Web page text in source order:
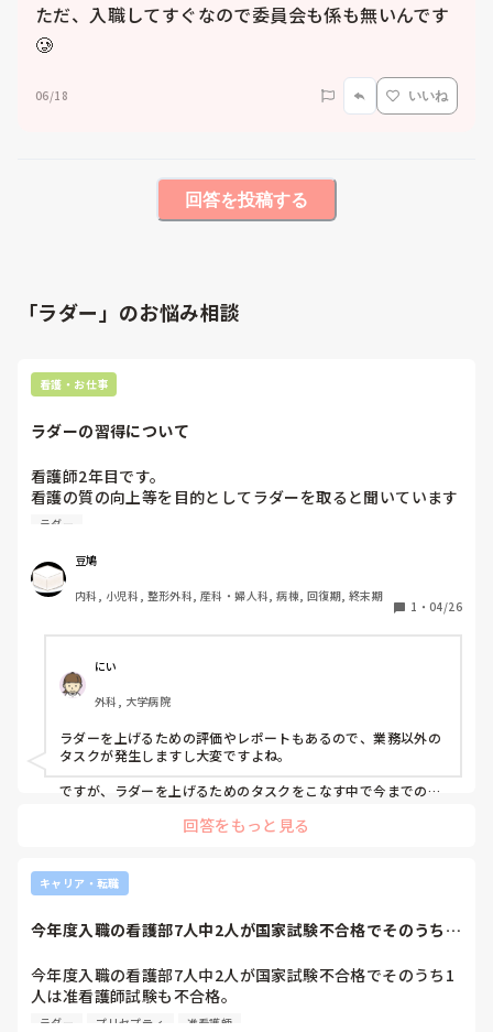
ただ、入職してすぐなので委員会も係も無いんです
🥲
06/18 いいね
回答を投稿する
「ラダー」のお悩み相談
看護・お仕事
ラダーの習得について
看護師2年目です。
看護の質の向上等を目的としてラダーを取ると聞いています
が、ナラティブや評価表が進まなかったり、重大なインシデ
んでおります。
師長やプリセプターからは早めにラダーを取った方が良いと
言われるのですが、先輩である皆様はラダーを取ることにつ
ラダー
豆鳩
内科, 小児科, 整形外科, 産科・婦人科, 病棟, 回復期, 終末期
1 ・ 04/26
にい
外科, 大学病院
ラダーを上げるための評価やレポートもあるので、業務以外の
タスクが発生しますし大変ですよね。
ですが、ラダーを上げるためのタスクをこなす中で今までの経
色々なご経験から、ラダー取得を悩まれているのであれば、近
回答をもっと見る
キャリア・転職
今年度入職の看護部7人中2人が国家試験不合格でそのうち1
今年度入職の看護部7人中2人が国家試験不合格でそのうち1
人は准看護師試験も不合格。
初日は全部署新人でオリエンテーションを行い、2日目は部
ラダー プリセプティ 准看護師